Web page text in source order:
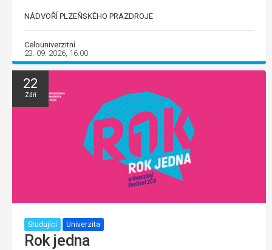
NÁDVOŘÍ PLZEŇSKÉHO PRAZDROJE
Celouniverzitní
23. 09. 2026, 16:00
22
Září
Studující Univerzita
Rok jedna